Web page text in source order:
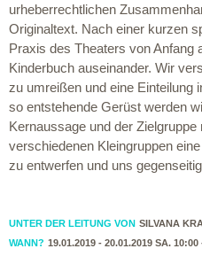
urheberrechtlichen
Originaltext. Nach einer kurzen
Praxis des Theaters von Anfang
Kinderbuch auseinander. Wir
zu umreißen und eine Einteilung
so entstehende Gerüst werden
Kernaussage und der
verschiedenen Kleingruppen
zu entwerfen und uns
UNTER DER LEITUNG VON SILVANA
WANN? 19.01.2019 - 20.01.2019 SA.